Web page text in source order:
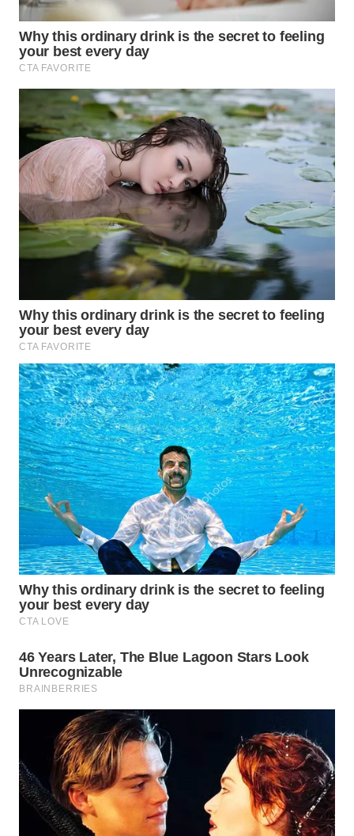
WN
KALTARA
WN
KALSEL
WN
KALTIM
WN
SULSEL
WN
WN
SULUT
WN
MALUKU
WN
MALUT
WN
DAIRI
WN
DANAU
TOBA
WN
WN
LANGKAT
WN
TAPANULI
SELATAN
WN
TANJUNG